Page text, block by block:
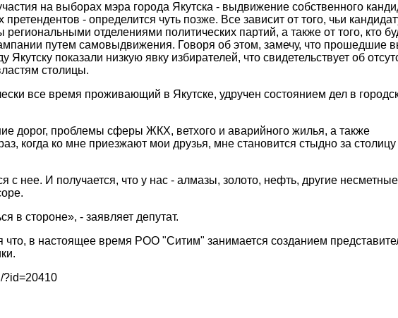
на выборах мэра города Якутска - выдвижение собственного
претендентов - определится чуть позже. Все зависит от того, чьи
отделениями политических партий, а также от того, кто
путем самовыдвижения. Говоря об этом, замечу, что прошедшие
Якутску показали низкую явку избирателей, что свидетельствует об
столицы.
все время проживающий в Якутске, удручен состоянием дел в
дорог, проблемы сферы ЖКХ, ветхого и аварийного жилья, а также
когда ко мне приезжают мои друзья, мне становится стыдно за
с нее. И получается, что у нас - алмазы, золото, нефть, другие несметные
в стороне», - заявляет депутат.
что, в настоящее время РОО "Ситим" занимается созданием
?id=20410